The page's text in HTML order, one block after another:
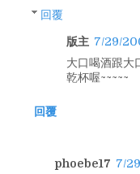
回覆
版主 7/29/
大口喝酒跟大
乾杯喔~~~~~
回覆
phoebe17 7/